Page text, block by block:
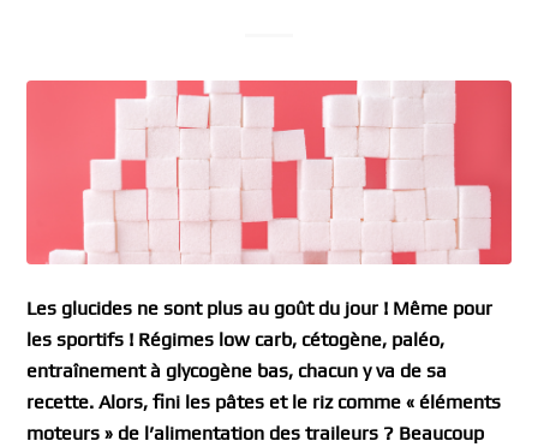
Les glucides ne sont plus au goût du jour ! Même pour
les sportifs ! Régimes low carb, cétogène, paléo,
entraînement à glycogène bas, chacun y va de sa
recette. Alors, fini les pâtes et le riz comme « éléments
moteurs » de l’alimentation des traileurs ? Beaucoup